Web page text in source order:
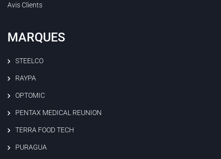
Avis Clients
MARQUES
STEELCO
RAYPA
OPTOMIC
PENTAX MEDICAL REUNION
TERRA FOOD TECH
PURAGUA